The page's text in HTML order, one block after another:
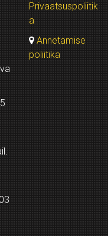
Privaatsuspoliitik
a
Annetamise
poliitika